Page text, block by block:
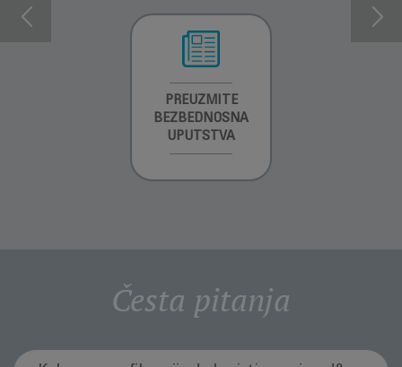
PREUZMITE
BEZBEDNOSNA
UPUTSTVA
Česta pitanja